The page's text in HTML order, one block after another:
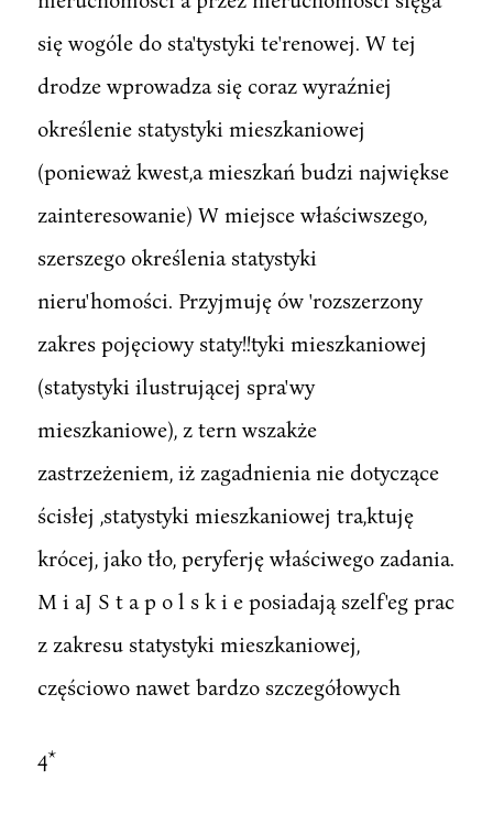
się wogóle do sta'tystyki te'renowej. W tej
drodze wprowadza się coraz wyraźniej
określenie statystyki mieszkaniowej
(ponieważ kwest,a mieszkań budzi najwiękse
zainteresowanie) W miejsce właściwszego,
szerszego określenia statystyki
nieru'homości. Przyjmuję ów 'rozszerzony
zakres pojęciowy staty!!tyki mieszkaniowej
(statystyki ilustrującej spra'wy
mieszkaniowe), z tern wszakże
zastrzeżeniem, iż zagadnienia nie dotyczące
ścisłej ,statystyki mieszkaniowej tra,ktuję
krócej, jako tło, peryferję właściwego zadania.
M i aJ S t a p o l s k i e posiadają szelf'eg prac
z zakresu statystyki mieszkaniowej,
częściowo nawet bardzo szczegółowych
4*